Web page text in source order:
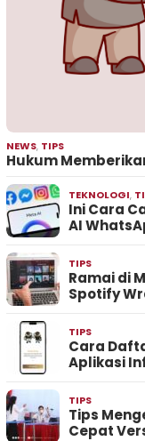
NEWS, TIPS
Hukum
TEKNOLOGI,
Ini Cara
AI
TIPS
Ramai di
Spotify
TIPS
Cara
Aplikasi
TIPS
Tips
Cepat